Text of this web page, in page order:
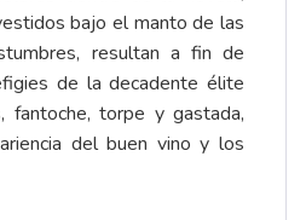
bajo el manto de las
resultan a fin de
de la decadente élite
fantoche, torpe y gastada,
del buen vino y los